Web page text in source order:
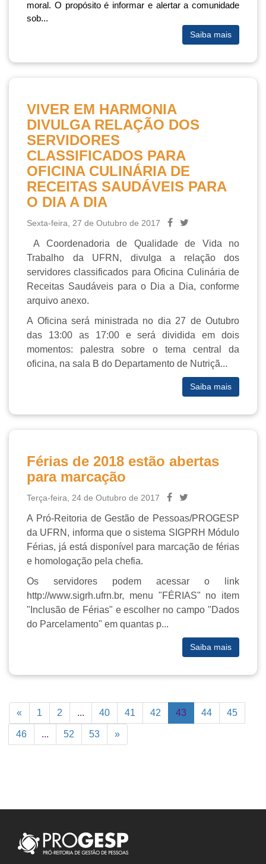
moral. O propósito é informar e alertar a comunidade
sob...
Saiba mais
VIVER EM HARMONIA
DIVULGA RELAÇÃO DOS
SERVIDORES
CLASSIFICADOS PARA
OFICINA CULINÁRIA DE
RECEITAS SAUDÁVEIS PARA
O DIA A DIA
Sexta-feira, 27 de Outubro de 2017
A Coordenadoria de Qualidade de Vida no
Trabalho da UFRN, divulga a relação dos
servidores classificados para Oficina Culinária de
Receitas Saudáveis para o Dia a Dia, conforme
arquivo anexo.
A Oficina será ministrada no dia 27 de Outubro
das 13:00 as 17:00 e será dividida em dois
momentos: palestra sobre o tema central da
oficina, na sala B do Departamento de Nutriçã...
Saiba mais
Férias de 2018 estão abertas
para marcação
Terça-feira, 24 de Outubro de 2017
A Pró-Reitoria de Gestão de Pessoas/PROGESP
da UFRN, informa que o sistema SIGPRH Módulo
Férias, já está disponível para marcação de férias
e homologação pela chefia.
Os servidores podem acessar o link
http://www.sigrh.ufrn.br, menu "FÉRIAS" no item
"Inclusão de Férias" e escolher no campo "Dados
do Parcelamento" em quantas p...
Saiba mais
« 1 2 ... 40 41 42 43 44 45
46 ... 52 53 »